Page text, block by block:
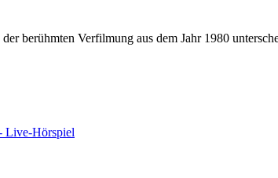
berühmten Verfilmung aus dem Jahr 1980